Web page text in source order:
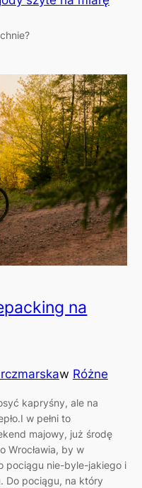
na
w Różne
kapryśny, ale na
w pełni to
majowy, już środę
Wrocławia, by w
pociągu nie-byle-jakiego i
Do pociągu, na który